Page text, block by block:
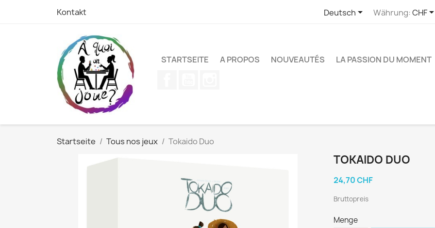
Kontakt Deutsch Währung:CHF
STARTSEITE A PROPOS NOUVEAUTÉS LA PASSION DU MOMENT
Startseite Tous nos jeux Tokaido Duo
TOKAIDO DUO
24,70 CHF
Bruttopreis
Menge